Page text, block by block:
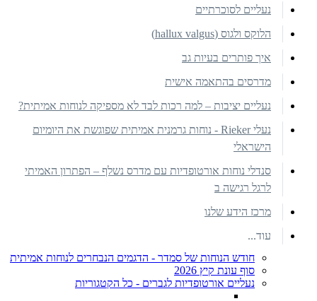
נעליים לסוכרתיים
הלוקס ולגוס (hallux valgus)
איך פותרים בעיות גב
מדרסים בהתאמה אישית
נעליים יציבות – למה רכות לבד לא מספיקה לנוחות אמיתית?
נעלי Rieker - נוחות גרמנית אמיתית שפוגשת את היומיום
הישראלי
סנדלי נוחות אורטופדיות עם מדרס נשלף – הפתרון האמיתי
לרגל רגישה ב
מרכז הידע שלנו
עוד...
חודש הנוחות של סמדר - הדגמים הנבחרים לנוחות אמיתית
סוף עונת קיץ 2026
נעליים אורטופדיות לגברים - כל הקטגוריות